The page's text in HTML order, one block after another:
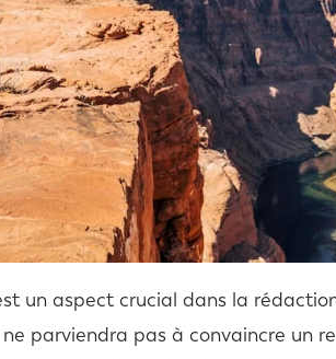
un aspect crucial dans la
parviendra pas à convaincre un